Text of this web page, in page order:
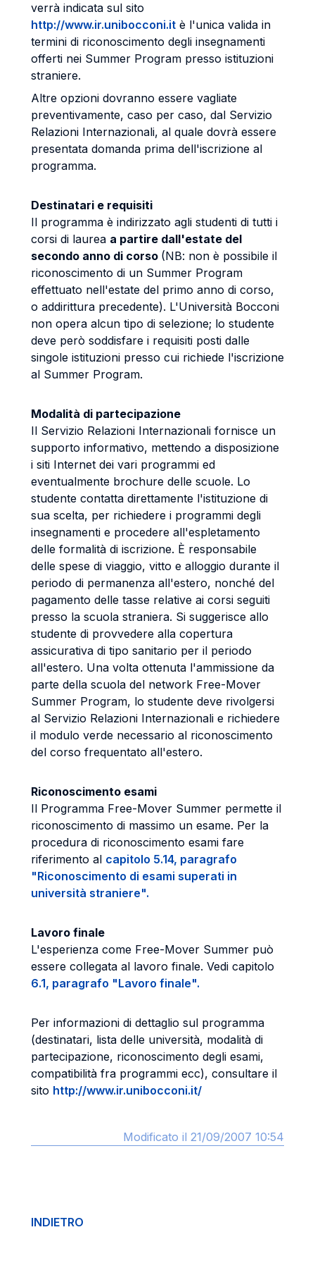
verrà indicata sul sito
http://www.ir.unibocconi.it è l'unica valida in
termini di riconoscimento degli insegnamenti
offerti nei Summer Program presso istituzioni
straniere.
Altre opzioni dovranno essere vagliate
preventivamente, caso per caso, dal Servizio
Relazioni Internazionali, al quale dovrà essere
presentata domanda prima dell'iscrizione al
programma.
Destinatari e requisiti
Il programma è indirizzato agli studenti di tutti i
corsi di laurea a partire dall'estate del
secondo anno di corso (NB: non è possibile il
riconoscimento di un Summer Program
effettuato nell'estate del primo anno di corso,
o addirittura precedente). L'Università Bocconi
non opera alcun tipo di selezione; lo studente
deve però soddisfare i requisiti posti dalle
singole istituzioni presso cui richiede l'iscrizione
al Summer Program.
Modalità di partecipazione
Il Servizio Relazioni Internazionali fornisce un
supporto informativo, mettendo a disposizione
i siti Internet dei vari programmi ed
eventualmente brochure delle scuole. Lo
studente contatta direttamente l'istituzione di
sua scelta, per richiedere i programmi degli
insegnamenti e procedere all'espletamento
delle formalità di iscrizione. È responsabile
delle spese di viaggio, vitto e alloggio durante il
periodo di permanenza all'estero, nonché del
pagamento delle tasse relative ai corsi seguiti
presso la scuola straniera. Si suggerisce allo
studente di provvedere alla copertura
assicurativa di tipo sanitario per il periodo
all'estero. Una volta ottenuta l'ammissione da
parte della scuola del network Free-Mover
Summer Program, lo studente deve rivolgersi
al Servizio Relazioni Internazionali e richiedere
il modulo verde necessario al riconoscimento
del corso frequentato all'estero.
Riconoscimento esami
Il Programma Free-Mover Summer permette il
riconoscimento di massimo un esame. Per la
procedura di riconoscimento esami fare
riferimento al capitolo 5.14, paragrafo
"Riconoscimento di esami superati in
università straniere".
Lavoro finale
L'esperienza come Free-Mover Summer può
essere collegata al lavoro finale. Vedi capitolo
6.1, paragrafo "Lavoro finale".
Per informazioni di dettaglio sul programma
(destinatari, lista delle università, modalità di
partecipazione, riconoscimento degli esami,
compatibilità fra programmi ecc), consultare il
sito http://www.ir.unibocconi.it/
Modificato il 21/09/2007 10:54
INDIETRO